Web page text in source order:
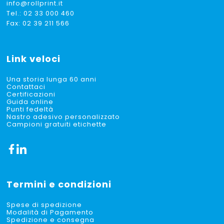
info@rollprint.it
Tel.:02 33 000 460
Fax: 02 39 211 566
Link veloci
Una storia lunga 60 anni
Contattaci
Certificazioni
Guida online
Punti fedeltà
Nastro adesivo personalizzato
Campioni gratuiti etichette
Termini e condizioni
Spese di spedizione
Modalità di Pagamento
Spedizione e consegna